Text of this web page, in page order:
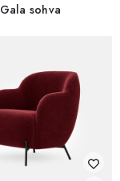
Gala sohva